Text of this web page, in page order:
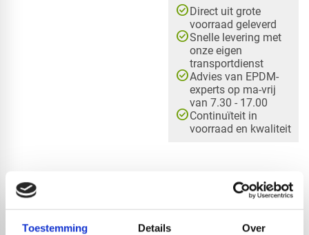
Toestemming Details Over
check_circleDirect uit grote
voorraad geleverd
check_circleSnelle levering met
onze eigen
transportdienst
check_circleAdvies van EPDM-
experts op ma-vrij
van 7.30 - 17.00
check_circleContinuïteit in
voorraad en kwaliteit
check_circleLeverancier met expertise in EPDM-verwerking
check_circle 40+ RedFox® dealers in NL